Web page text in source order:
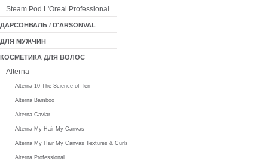
Steam Pod L'Oreal Professional
ДАРСОНВАЛЬ / D'ARSONVAL
ДЛЯ МУЖЧИН
КОСМЕТИКА ДЛЯ ВОЛОС
Alterna
Alterna 10 The Science of Ten
Alterna Bamboo
Alterna Caviar
Alterna My Hair My Canvas
Alterna My Hair My Canvas Textures & Curls
Alterna Professional